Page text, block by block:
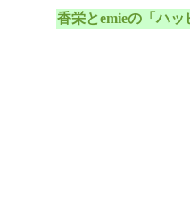
香栄とemieの「ハッ